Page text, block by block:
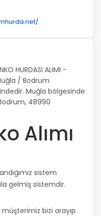
HURDASI ALIMI -
/ Bodrum
Muğla bölgesinde
48990
Alımı
sistem
gelmiş sistemdir.
bizi arayıp